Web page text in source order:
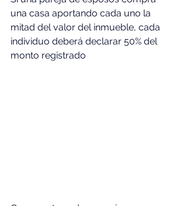
una casa aportando cada uno la
mitad del valor del inmueble, cada
individuo deberá declarar 50% del
monto registrado